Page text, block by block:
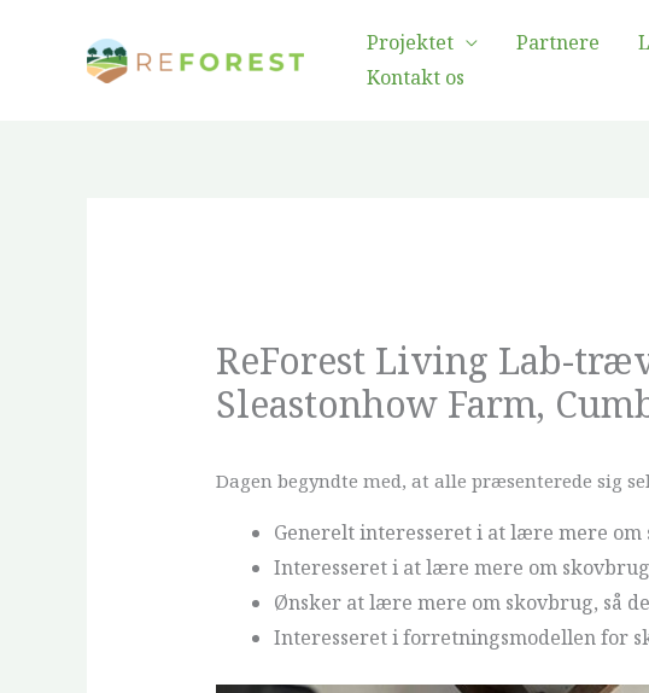
Projektet Partnere
Kontakt os
ReForest Living Lab-
Sleastonhow Farm,
Dagen begyndte med, at alle præsenterede sig
Generelt interesseret i at lære mere om
Interesseret i at lære mere om
Ønsker at lære mere om skovbrug, så
Interesseret i forretningsmodellen for